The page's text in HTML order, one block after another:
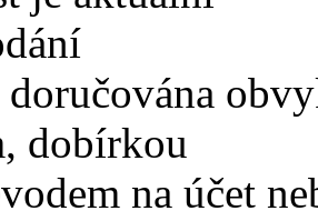
dobírkou
na účet